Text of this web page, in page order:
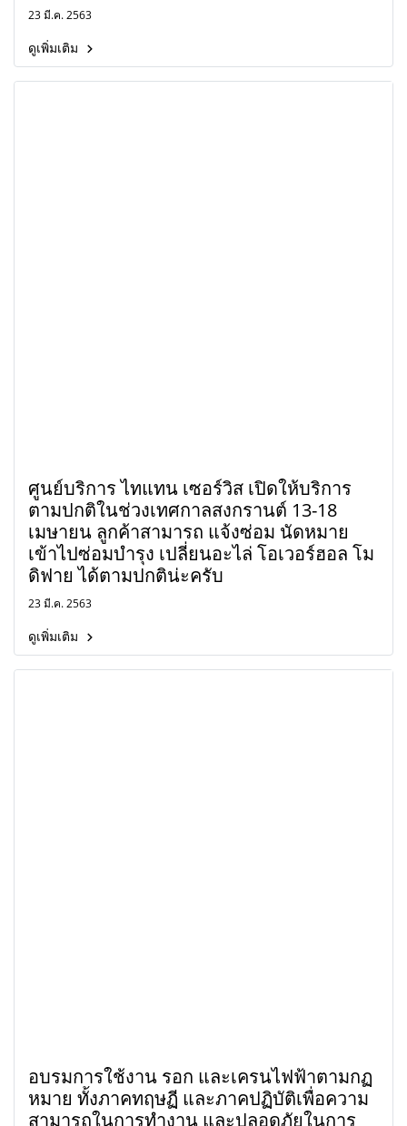
23 มี.ค. 2563
ดูเพิ่มเติม
ศูนย์บริการ ไทแทน เซอร์วิส เปิดให้บริการ
ตามปกติในช่วงเทศกาลสงกรานต์ 13-18
เมษายน ลูกค้าสามารถ แจ้งซ่อม นัดหมาย
เข้าไปซ่อมบำรุง เปลี่ยนอะไล่ โอเวอร์ฮอล โม
ดิฟาย ได้ตามปกติน่ะครับ
23 มี.ค. 2563
ดูเพิ่มเติม
อบรมการใช้งาน รอก และเครนไฟฟ้าตามกฏ
หมาย ทั้งภาคทฤษฏี และภาคปฏิบัติเพื่อความ
สามารถในการทำงาน และปลอดภัยในการ